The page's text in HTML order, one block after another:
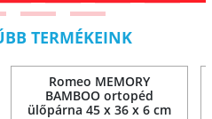
TERMÉKEINK
Romeo MEMORY
BAMBOO ortopéd
ülőpárna 45 x 36 x 6 cm